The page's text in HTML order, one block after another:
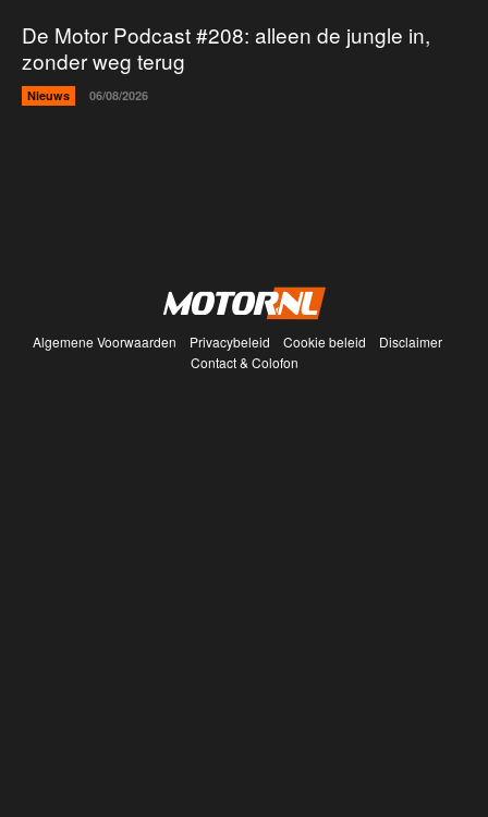
De Motor Podcast #208: alleen de jungle in,
zonder weg terug
Nieuws 06/08/2026
Algemene Voorwaarden Privacybeleid Cookie beleid
Disclaimer
Contact & Colofon